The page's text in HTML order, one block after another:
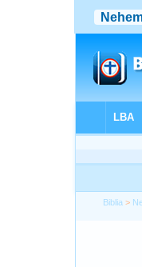
Biblia >